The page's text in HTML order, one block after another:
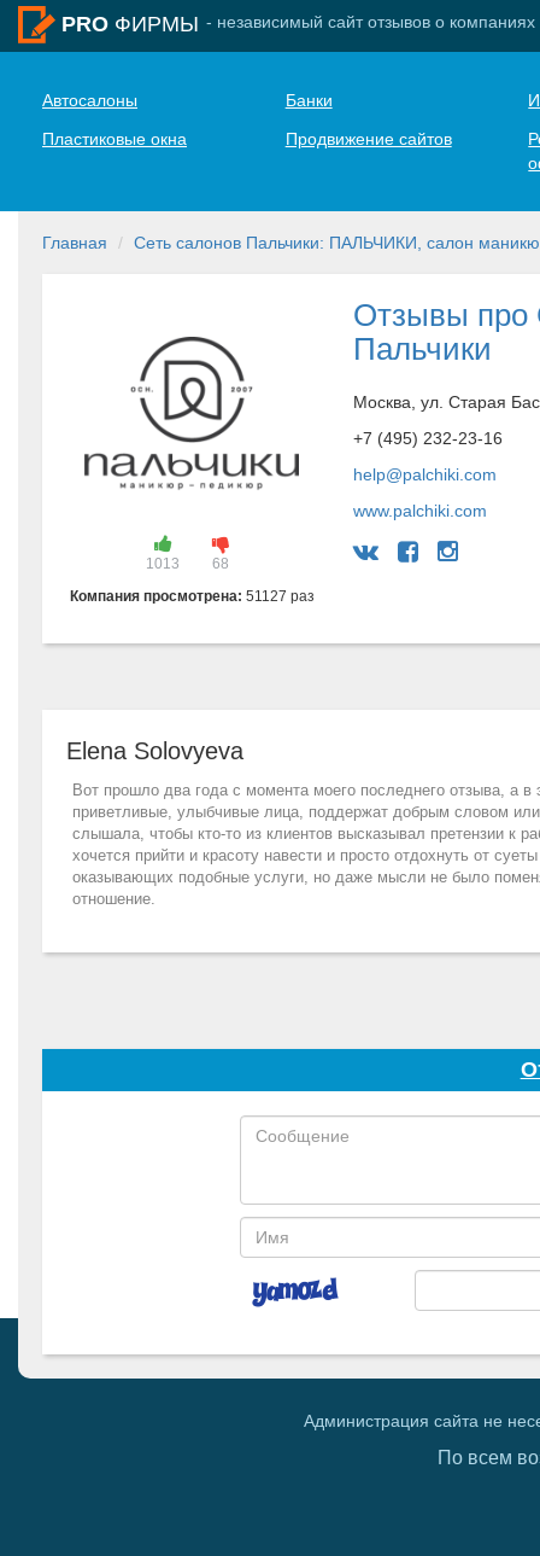
PRO ФИРМЫ - независимый сайт отзывов о компаниях
Автосалоны Банки
Пластиковые окна
Продвижение сайтов
Главная Сеть салонов Пальчики: ПАЛЬЧИКИ, салон
1013
68
Компания просмотрена: 51127 раз
Отзывы про
Пальчики
Москва, ул. Старая
+7 (495) 232-23-16
help@palchiki.com
www.palchiki.com
Elena Solovyeva
Вот прошло два года с момента моего последнего отзыва, а
приветливые, улыбчивые лица, поддержат добрым словом
слышала, чтобы кто-то из клиентов высказывал претензии к
хочется прийти и красоту навести и просто отдохнуть от
оказывающих подобные услуги, но даже мысли не было
отношение.
Администрация сайта не
По всем